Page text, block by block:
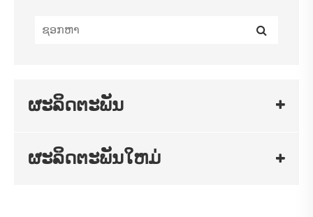
ຜະລິດຕະພັນ
ຜະລິດຕະພັນໃຫມ່